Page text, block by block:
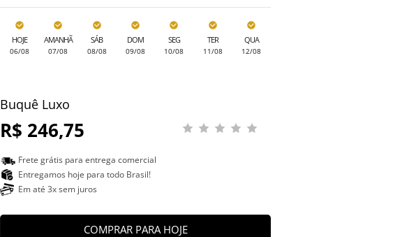
HOJE
06/08
AMANHÃ
07/08
SÁB
08/08
DOM
09/08
SEG
10/08
TER
11/08
QUA
12/08
Buquê Luxo
R$ 246,75
Frete grátis para entrega comercial
Entregamos hoje para todo Brasil!
Em até 3x sem juros
COMPRAR PARA HOJE